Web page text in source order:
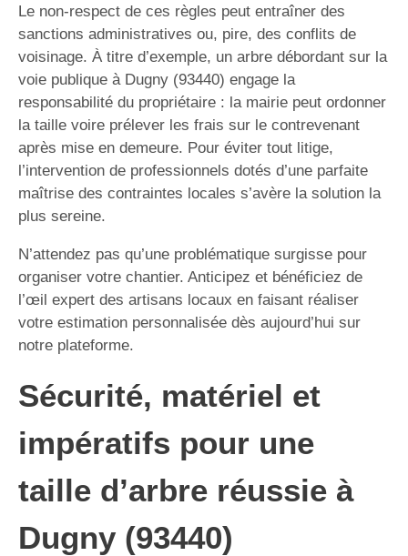
Le non-respect de ces règles peut entraîner des
sanctions administratives ou, pire, des conflits de
voisinage. À titre d’exemple, un arbre débordant sur la
voie publique à Dugny (93440) engage la
responsabilité du propriétaire : la mairie peut ordonner
la taille voire prélever les frais sur le contrevenant
après mise en demeure. Pour éviter tout litige,
l’intervention de professionnels dotés d’une parfaite
maîtrise des contraintes locales s’avère la solution la
plus sereine.
N’attendez pas qu’une problématique surgisse pour
organiser votre chantier. Anticipez et bénéficiez de
l’œil expert des artisans locaux en faisant réaliser
votre estimation personnalisée dès aujourd’hui sur
notre plateforme.
Sécurité, matériel et
impératifs pour une
taille d’arbre réussie à
Dugny (93440)